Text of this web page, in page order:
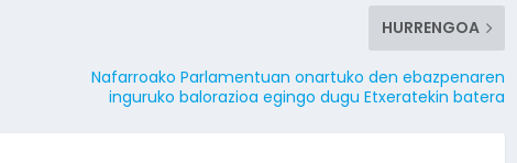
HURRENGOA
Nafarroako Parlamentuan onartuko den ebazpenaren
inguruko balorazioa egingo dugu Etxeratekin batera